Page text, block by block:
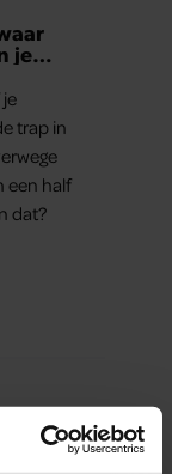
je
trap in
een half
dat?